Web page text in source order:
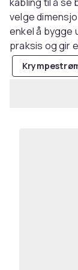
velge
enkel å bygge
praksis og gir